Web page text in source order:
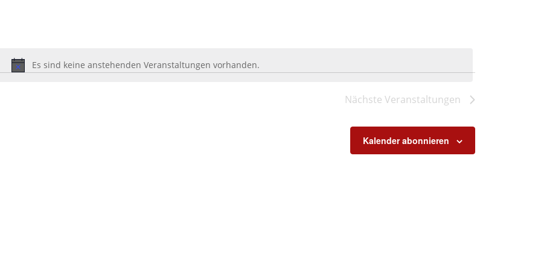
Hinweis
Es sind keine anstehenden Veranstaltungen vorhanden.
Nächste Veranstaltungen
Kalender abonnieren